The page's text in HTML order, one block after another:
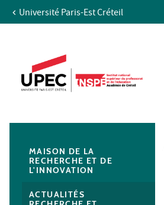
Aller au contenu
Recherche
Navigation secondaire
Université Paris-Est Créteil
MAISON DE LA
RECHERCHE ET DE
L'INNOVATION
ACTUALITÉS